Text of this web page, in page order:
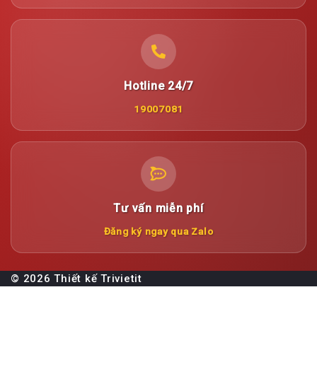
Hotline 24/7
19007081
Tư vấn miễn phí
Đăng ký ngay qua Zalo
© 2026 Thiết kế Trivietit